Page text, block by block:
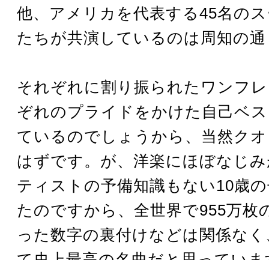
他、アメリカを代表する45名の
たちが共演しているのは周知の
それぞれに割り振られたワンフ
ぞれのプライドをかけた自己ベ
ているのでしょうから、当然ク
はずです。が、洋楽にほぼなじ
ティストの予備知識もない10歳
たのですから、全世界で955万枚
った数字の裏付けなどは関係な